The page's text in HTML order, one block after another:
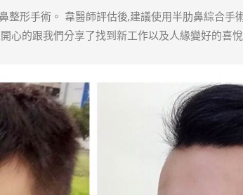
整形手術。 韋醫師評估後,建議使用半肋鼻綜合手
心的跟我們分享了找到新工作以及人緣變好的喜